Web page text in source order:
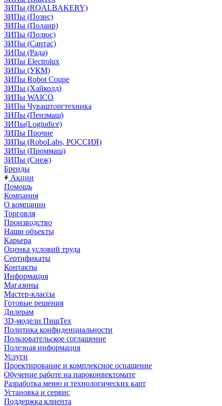
ЗИПы (ROALBAKERY)
ЗИПы (Позис)
ЗИПы (Полаир)
ЗИПы (Полюс)
ЗИПы (Сантас)
ЗИПы (Рада)
ЗИПы Electrolux
ЗИПы (УКМ)
ЗИПы Robot Coupe
ЗИПы (Хайколд)
ЗИПы WAICO
ЗИПы Чувашторгтехника
ЗИПы (Пензмаш)
ЗИПы(Logiudice)
ЗИПы Прочие
ЗИПы (RoboLabs, РОССИЯ)
ЗИПы (Проммаш)
ЗИПы (Снеж)
Бренды
Акции
Помощь
Компания
О компании
Торговля
Производство
Наши объекты
Карьера
Оценка условий труда
Сертификаты
Контакты
Информация
Магазины
Мастер-классы
Готовые решения
Дилерам
3D-модели ПищТех
Политика конфиденциальности
Пользовательское соглашение
Полезная информация
Услуги
Проектирование и комплексное оснащение
Обучение работе на пароконвектомате
Разработка меню и технологических карт
Установка и сервис
Поддержка клиента